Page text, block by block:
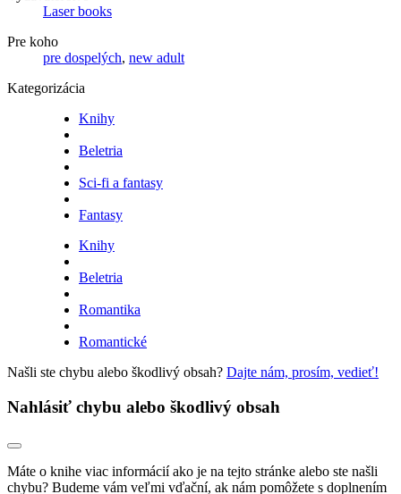
Laser books
Pre koho
pre dospelých, new adult
Kategorizácia
Knihy
Beletria
Sci-fi a fantasy
Fantasy
Knihy
Beletria
Romantika
Romantické
Našli ste chybu alebo škodlivý obsah? Dajte nám, prosím, vedieť!
Nahlásiť chybu alebo škodlivý obsah
Máte o knihe viac informácií ako je na tejto stránke alebo ste našli
chybu? Budeme vám veľmi vďační, ak nám pomôžete s doplnením